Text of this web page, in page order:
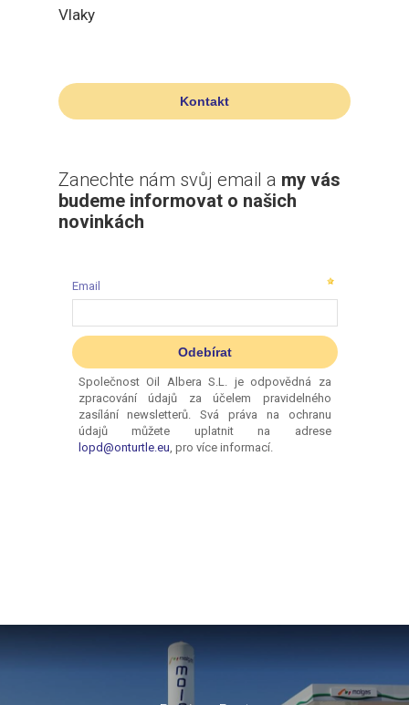
Vlaky
Kontakt
Zanechte nám svůj email a my vás
budeme informovat o našich
novinkách